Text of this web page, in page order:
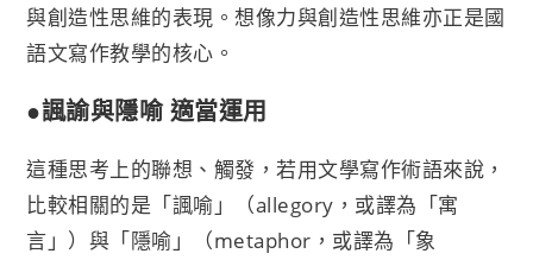
與創造性思維的表現。想像力與創造性思維亦正是國
語文寫作教學的核心。
●諷諭與隱喻 適當運用
這種思考上的聯想、觸發，若用文學寫作術語來說，
比較相關的是「諷喻」（allegory，或譯為「寓
言」）與「隱喻」（metaphor，或譯為「象